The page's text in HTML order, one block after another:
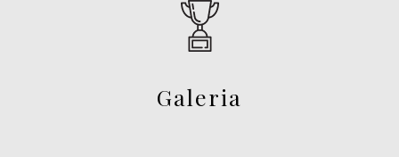
Galeria